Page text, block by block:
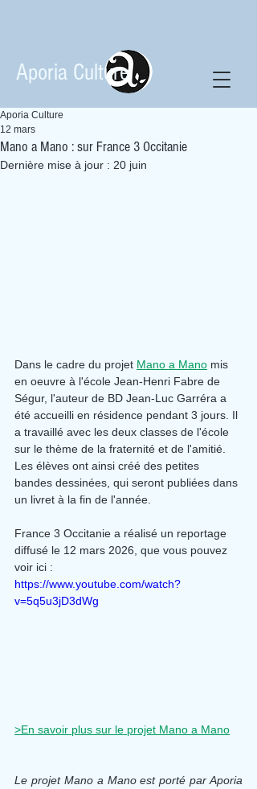
Aporia Culture
Mano a Mano : sur France 3 Occitanie
Aporia Culture
12 mars
Dernière mise à jour : 20 juin
Dans le cadre du projet Mano a Mano mis
en oeuvre à l'école Jean-Henri Fabre de
Ségur, l'auteur de BD Jean-Luc Garréra a
été accueilli en résidence pendant 3 jours. Il
a travaillé avec les deux classes de l'école
sur le thème de la fraternité et de l'amitié.
Les élèves ont ainsi créé des petites
bandes dessinées, qui seront publiées dans
un livret à la fin de l'année.
France 3 Occitanie a réalisé un reportage
diffusé le 12 mars 2026, que vous pouvez
voir ici :
https://www.youtube.com/watch?
v=5q5u3jD3dWg
>En savoir plus sur le projet Mano a Mano
Le projet Mano a Mano est porté par Aporia